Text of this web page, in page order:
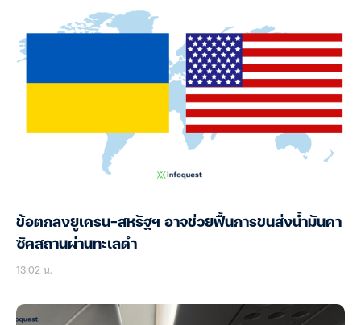
ข้อตกลงยูเครน-สหรัฐฯ อาจช่วยฟื้นการขนส่งน้ำมันคา
ซัคสถานผ่านทะเลดำ
13:02 น.